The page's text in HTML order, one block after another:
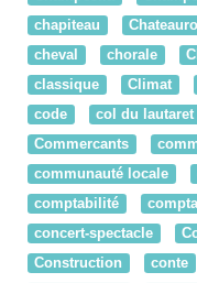
chapiteau
cheval
chorale
classique
Climat
code
col du lautaret
Commercants
communauté locale
comptabilité
concert-spectacle
Construction
conte